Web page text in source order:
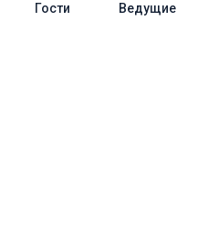
Гости Ведущие